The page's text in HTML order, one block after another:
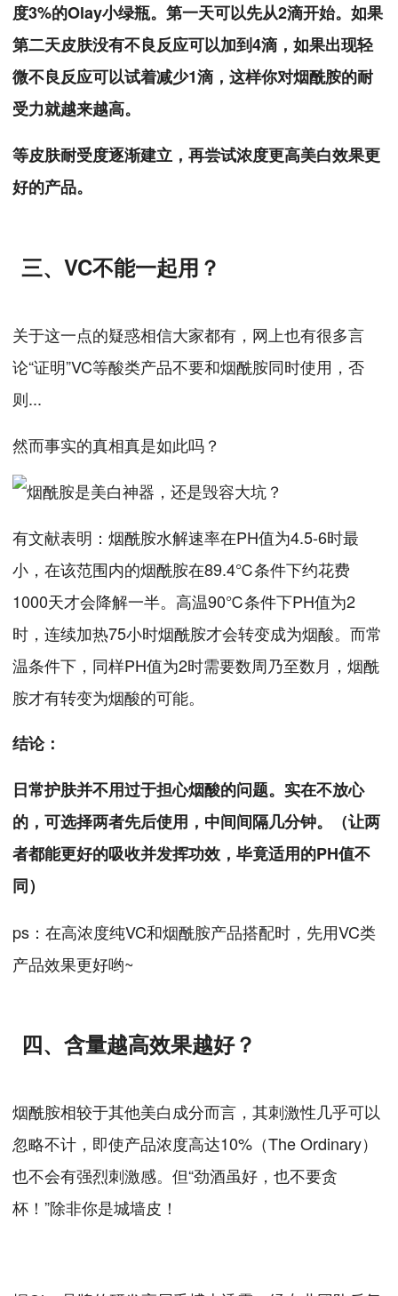
度3%的Olay小绿瓶。第一天可以先从2滴开始。如果
第二天皮肤没有不良反应可以加到4滴，如果出现轻
微不良反应可以试着减少1滴，这样你对烟酰胺的耐
受力就越来越高。
等皮肤耐受度逐渐建立，再尝试浓度更高美白效果更
好的产品。
三、VC不能一起用？
关于这一点的疑惑相信大家都有，网上也有很多言
论“证明”VC等酸类产品不要和烟酰胺同时使用，否
则...
然而事实的真相真是如此吗？
有文献表明：烟酰胺水解速率在PH值为4.5-6时最
小，在该范围内的烟酰胺在89.4℃条件下约花费
1000天才会降解一半。高温90℃条件下PH值为2
时，连续加热75小时烟酰胺才会转变成为烟酸。而常
温条件下，同样PH值为2时需要数周乃至数月，烟酰
胺才有转变为烟酸的可能。
结论：
日常护肤并不用过于担心烟酸的问题。实在不放心
的，可选择两者先后使用，中间间隔几分钟。（让两
者都能更好的吸收并发挥功效，毕竟适用的PH值不
同）
ps：在高浓度纯VC和烟酰胺产品搭配时，先用VC类
产品效果更好哟~
四、含量越高效果越好？
烟酰胺相较于其他美白成分而言，其刺激性几乎可以
忽略不计，即使产品浓度高达10%（The Ordinary）
也不会有强烈刺激感。但“劲酒虽好，也不要贪
杯！”除非你是城墙皮！